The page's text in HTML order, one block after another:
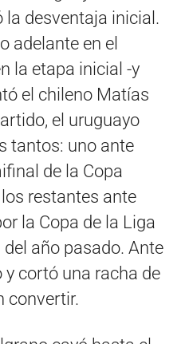
la desventaja inicial.
adelante en el
la etapa inicial -y
el chileno Matías
el uruguayo
tantos: uno ante
de la Copa
restantes ante
la Copa de la Liga
año pasado. Ante
y cortó una racha de
convertir.